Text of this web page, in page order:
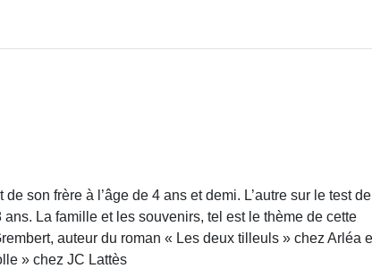
son frère à l’âge de 4 ans et demi. L’autre sur le test de
La famille et les souvenirs, tel est le thème de cette
auteur du roman « Les deux tilleuls » chez Arléa
» chez JC Lattès